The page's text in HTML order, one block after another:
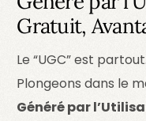
Gratuit,
Le “UGC” est
Plongeons dans le
Généré par